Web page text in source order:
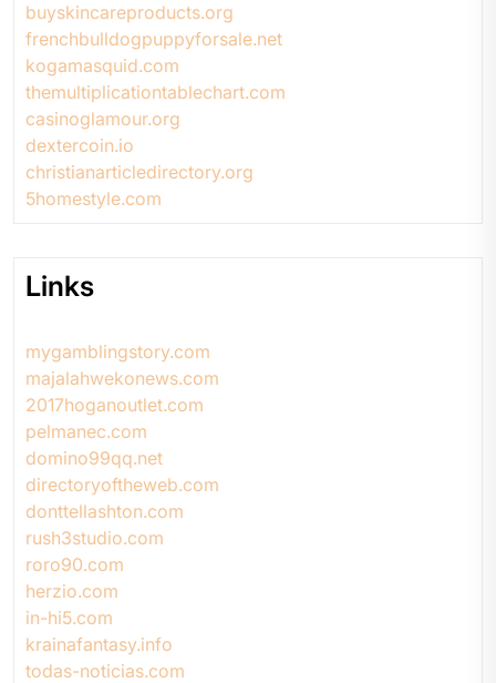
buyskincareproducts.org
frenchbulldogpuppyforsale.net
kogamasquid.com
themultiplicationtablechart.com
casinoglamour.org
dextercoin.io
christianarticledirectory.org
5homestyle.com
Links
mygamblingstory.com
majalahwekonews.com
2017hoganoutlet.com
pelmanec.com
domino99qq.net
directoryoftheweb.com
donttellashton.com
rush3studio.com
roro90.com
herzio.com
in-hi5.com
krainafantasy.info
todas-noticias.com